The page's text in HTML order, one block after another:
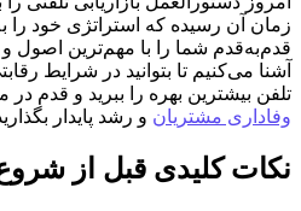
زمان آن رسیده که استراتژی خود را
قدم‌به‌قدم شما را با مهم‌ترین اصول و
آشنا می‌کنیم تا بتوانید در شرایط
تلفن بیشترین بهره را ببرید و قدم
وفاداری مشتریان و رشد پایدار
نکات کلیدی قبل از شروع